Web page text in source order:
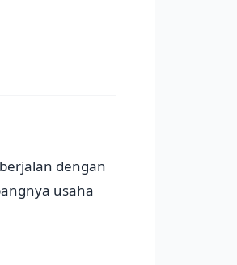
dengan
usaha